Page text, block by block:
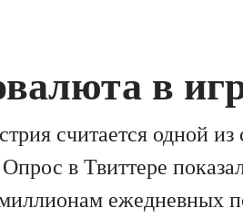
в
считается одной
в Твиттере
ежедневных